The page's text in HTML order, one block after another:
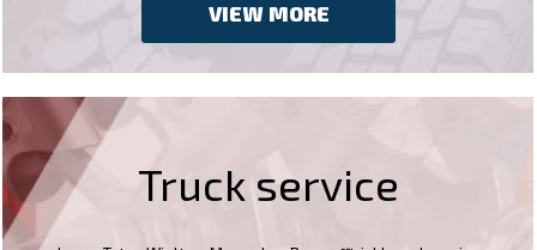
VIEW MORE
Truck service